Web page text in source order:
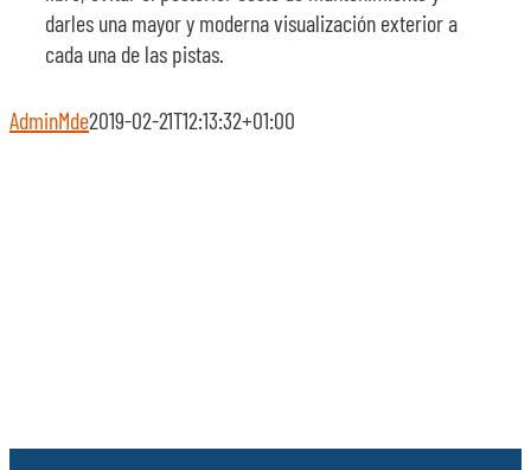
darles una mayor y moderna visualización exterior a
cada una de las pistas.
AdminMde2019-02-21T12:13:32+01:00